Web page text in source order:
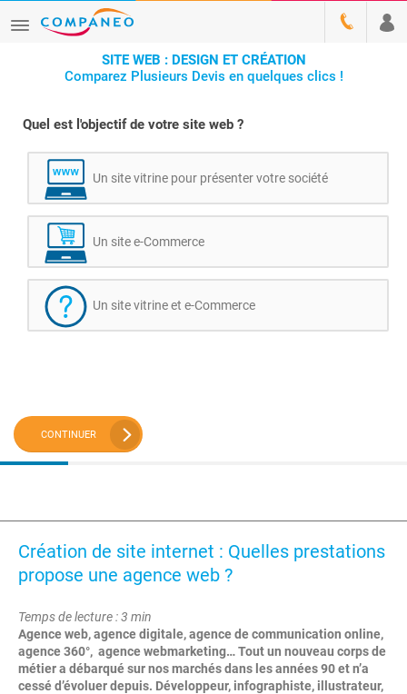
SITE WEB : DESIGN ET CRÉATION
Comparez Plusieurs Devis en quelques clics !
Quel est l'objectif de votre site web ?
Un site vitrine pour présenter votre société
Un site e-Commerce
Un site vitrine et e-Commerce
CONTINUER
Création de site internet : Quelles prestations
propose une agence web ?
Temps de lecture : 3 min
Agence web, agence digitale, agence de communication online,
agence 360°, agence webmarketing… Tout un nouveau corps de
métier a débarqué sur nos marchés dans les années 90 et n’a
cessé d’évoluer depuis. Développeur, infographiste, illustrateur,